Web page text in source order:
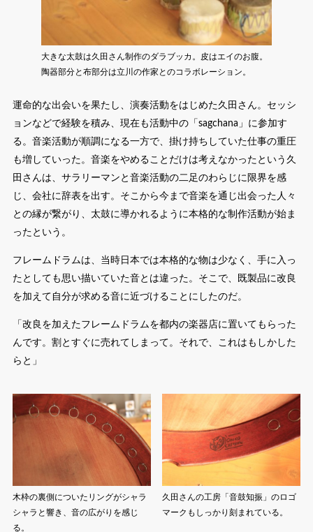
大きな太鼓は久田さん制作のダラブッカ。皮はエイのお腹。
陶器部分と布部分は立川の作家とのコラボレーション。
運命的な出会いを果たし、演奏活動をはじめた久田さん。セッシ
ョンなどで経験を積み、現在も活動中の「sagchana」に参加す
る。音楽活動が順調になる一方で、掛け持ちしていた仕事の重圧
も増していった。音楽をやめることだけは考えなかったという久
田さんは、サラリーマンと音楽活動の二足のわらじに限界を感
じ、会社に辞表を出す。そこから今まで音楽を通じ出会った人々
との縁が繋がり、太鼓に導かれるように本格的な制作活動が始ま
ったという。
フレームドラムは、当時日本では本格的な物は少なく、手に入っ
たとしても思い描いていた音とは違った。そこで、既製品に改良
を加えて自分が求める音に近づけることにしたのだ。
「改良を加えたフレームドラムを都内の楽器店に置いてもらった
んです。割とすぐに売れてしまって。それで、これはもしかした
らと」
木枠の裏側についたリングがシャラ
シャラと響き、音の広がりを感じ
る。
久田さんの工房「音鼓知振」のロゴ
マークもしっかり刻まれている。